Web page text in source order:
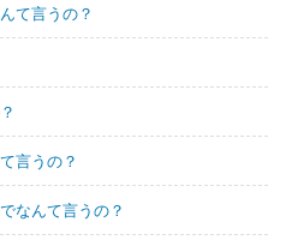
て言うの？
言うの？
なんて言うの？